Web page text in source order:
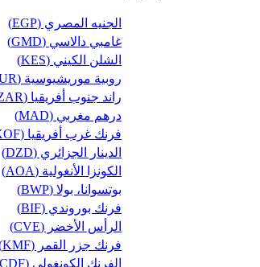
الجنيه المصري (EGP)
غامبي دالاسي (GMD)
الشلن الكيني (KES)
روبية موريشيوسية (MUR)
راند جنوب أفريقيا (ZAR)
درهم مغربي (MAD)
فرنك غرب أفريقيا (XOF)
الدينار الجزائري (DZD)
الكونزا الأنغولية (AOA)
بوتسوانا، بولا (BWP)
فرنك بوروندي (BIF)
الرأس الأخضر (CVE)
فرنك جزر القمر (KMF)
الفرنك الكونغولي (CDF)